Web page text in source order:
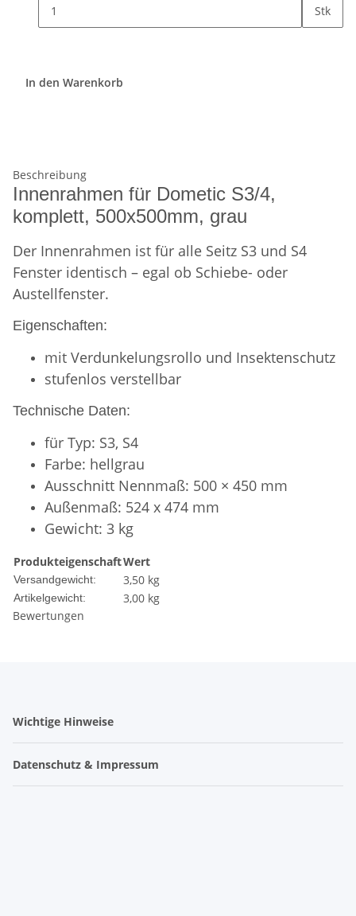
Stk
In den Warenkorb
Beschreibung
Innenrahmen für Dometic S3/4,
komplett, 500x500mm, grau
Der Innenrahmen ist für alle Seitz S3 und S4
Fenster identisch – egal ob Schiebe- oder
Austellfenster.
Eigenschaften:
mit Verdunkelungsrollo und Insektenschutz
stufenlos verstellbar
Technische Daten:
für Typ: S3, S4
Farbe: hellgrau
Ausschnitt Nennmaß: 500 × 450 mm
Außenmaß: 524 x 474 mm
Gewicht: 3 kg
ProdukteigenschaftWert
Versandgewicht: 3,50 kg
Artikelgewicht: 3,00 kg
Bewertungen
Wichtige Hinweise
Datenschutz & Impressum